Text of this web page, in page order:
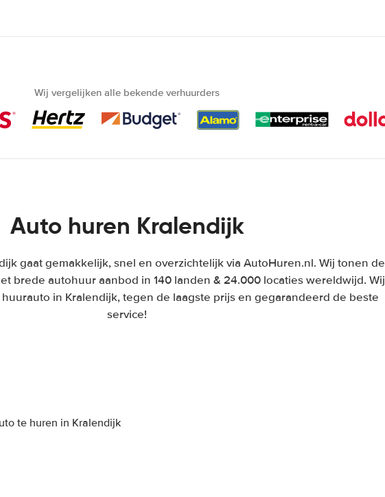
Wij vergelijken alle bekende verhuurders
Auto huren Kralendijk
gaat gemakkelijk, snel en overzichtelijk via AutoHuren.nl. Wij tonen de
brede autohuur aanbod in 140 landen & 24.000 locaties wereldwijd. Wij
in Kralendijk, tegen de laagste prijs en gegarandeerd de beste
service!
te huren in Kralendijk